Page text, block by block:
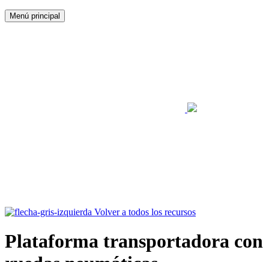
Menú principal
Volver a todos los recursos
Plataforma transportadora con